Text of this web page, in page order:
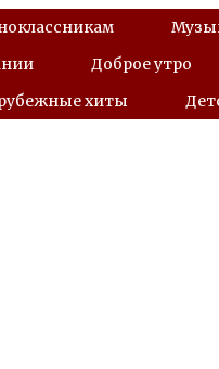
Доброе утро
хиты